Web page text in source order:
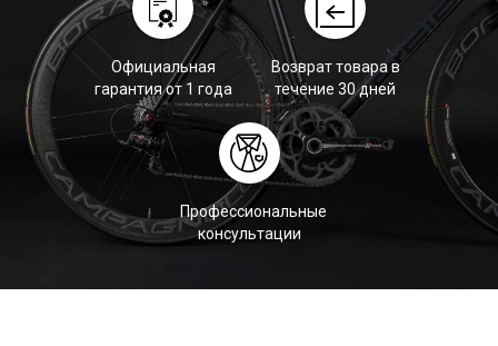
Официальная
гарантия от 1 года
Возврат товара в
течение 30 дней
Профессиональные
консультации